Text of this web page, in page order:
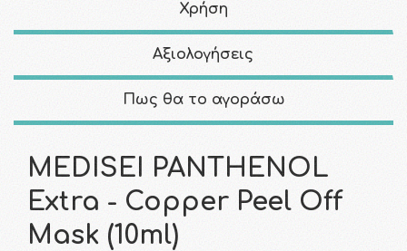
Χρήση
Αξιολογήσεις
Πως θα το αγοράσω
MEDISEI PANTHENOL
Extra - Copper Peel Off
Mask (10ml)